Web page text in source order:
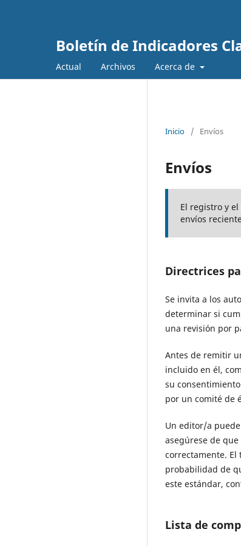
Boletín de Indicadores
Actual Archivos Acerca de
Inicio / Envíos
Envíos
El registro y
envíos
Directrices
Se invita a los
determinar si
una revisión por
Antes de remitir
incluido en él,
su
por un comité de
Un editor/a
asegúrese de
correctamente. El
probabilidad de
este estándar,
Lista de